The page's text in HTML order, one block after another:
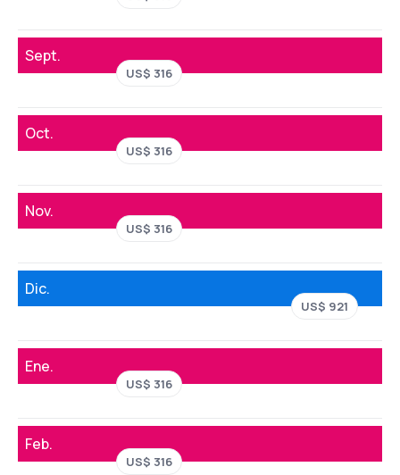
Sept.
US$ 316
Oct.
US$ 316
Nov.
US$ 316
Dic.
US$ 921
Ene.
US$ 316
Feb.
US$ 316